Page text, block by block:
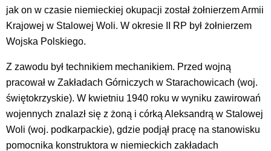
jak on w czasie niemieckiej okupacji został żołnierzem Armii
Krajowej w Stalowej Woli. W okresie II RP był żołnierzem
Wojska Polskiego.
Z zawodu był technikiem mechanikiem. Przed wojną
pracował w Zakładach Górniczych w Starachowicach (woj.
świętokrzyskie). W kwietniu 1940 roku w wyniku zawirowań
wojennych znalazł się z żoną i córką Aleksandrą w Stalowej
Woli (woj. podkarpackie), gdzie podjął pracę na stanowisku
pomocnika konstruktora w niemieckich zakładach